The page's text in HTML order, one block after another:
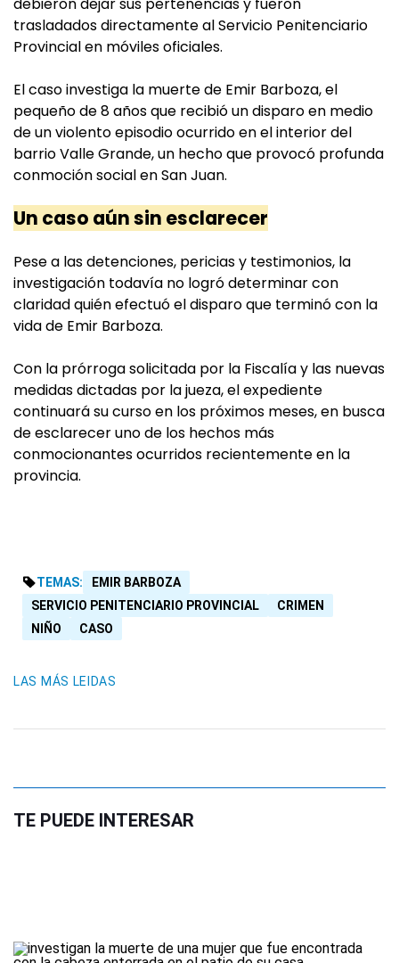
trasladados directamente al Servicio Penitenciario
Provincial en móviles oficiales.
El caso investiga la muerte de Emir Barboza, el
pequeño de 8 años que recibió un disparo en medio
de un violento episodio ocurrido en el interior del
barrio Valle Grande, un hecho que provocó profunda
conmoción social en San Juan.
Un caso aún sin esclarecer
Pese a las detenciones, pericias y testimonios, la
investigación todavía no logró determinar con
claridad quién efectuó el disparo que terminó con la
vida de Emir Barboza.
Con la prórroga solicitada por la Fiscalía y las nuevas
medidas dictadas por la jueza, el expediente
continuará su curso en los próximos meses, en busca
de esclarecer uno de los hechos más
conmocionantes ocurridos recientemente en la
provincia.
TEMAS:
EMIR BARBOZA
SERVICIO PENITENCIARIO PROVINCIAL
CRIMEN
NIÑO
CASO
LAS MÁS LEIDAS
TE PUEDE INTERESAR